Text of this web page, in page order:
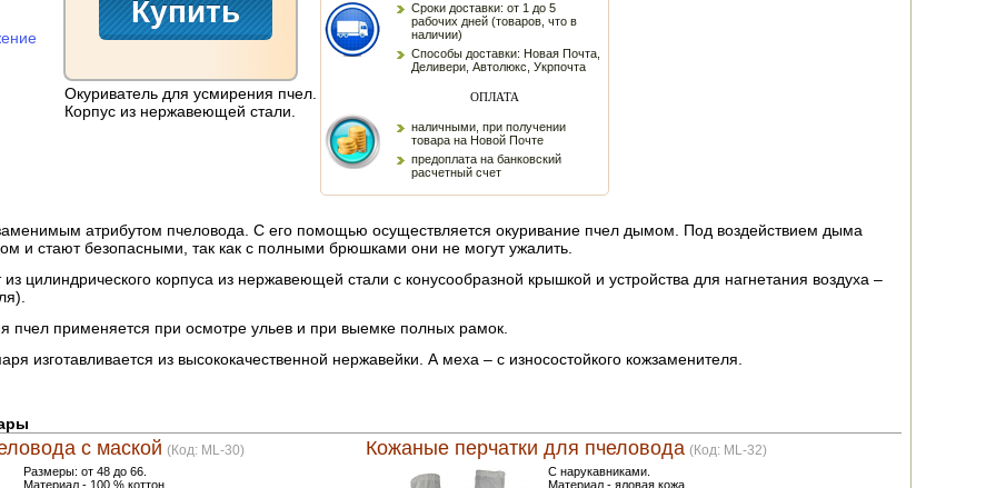
Окуриватель для усмирения пчел.
Корпус из нержавеющей стали.
Сроки доставки: от 1 до 5
рабочих дней (товаров, что в
наличии)
Способы доставки: Новая Почта,
Деливери, Автолюкс, Укрпочта
ОПЛАТА
наличными, при получении
товара на Новой Почте
предоплата на банковский
расчетный счет
атрибутом пчеловода. С его помощью осуществляется окуривание пчел дымом. Под воздействием дыма
и стают безопасными, так как с полными брюшками они не могут ужалить.
из цилиндрического корпуса из нержавеющей стали с конусообразной крышкой и устройства для нагнетания воздуха –
пчел применяется при осмотре ульев и при выемке полных рамок.
изготавливается из высококачественной нержавейки. А меха – с износостойкого кожзаменителя.
с маской (Код: ML-30)
Размеры: от 48 до 66.
Материал - 100 % коттон.
Кожаные перчатки для пчеловода (Код: ML-32)
С нарукавниками.
Материал - яловая кожа.